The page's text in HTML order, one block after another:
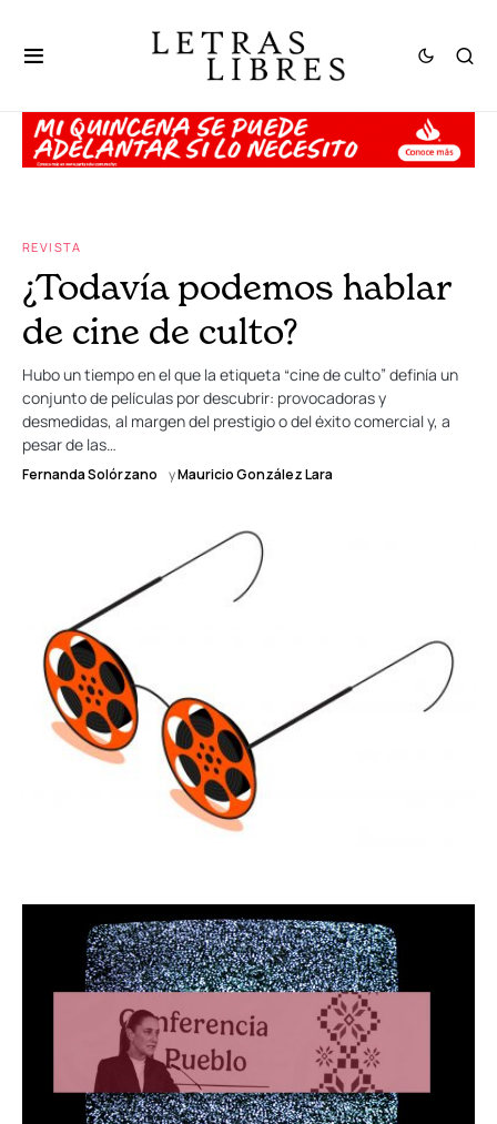
REVISTA
¿Todavía podemos hablar
de cine de culto?
Hubo un tiempo en el que la etiqueta “cine de culto” definía un
conjunto de películas por descubrir: provocadoras y
desmedidas, al margen del prestigio o del éxito comercial y, a
pesar de las…
Fernanda Solórzano yMauricio González Lara